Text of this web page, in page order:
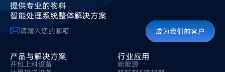
提供专业的物料
智能处理系统整体解决方案
成为我们的客户
产品与解决方案
开包上料设备
行业应用
新能源